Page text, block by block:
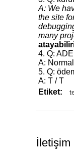
A: We
the site
many
4. Q:
A:
5. Q:
A: T / T
Etiket:
İletişim